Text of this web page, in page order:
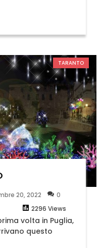
TARANTO
20, 2022
2296 Views
0
volta in Puglia,
questo